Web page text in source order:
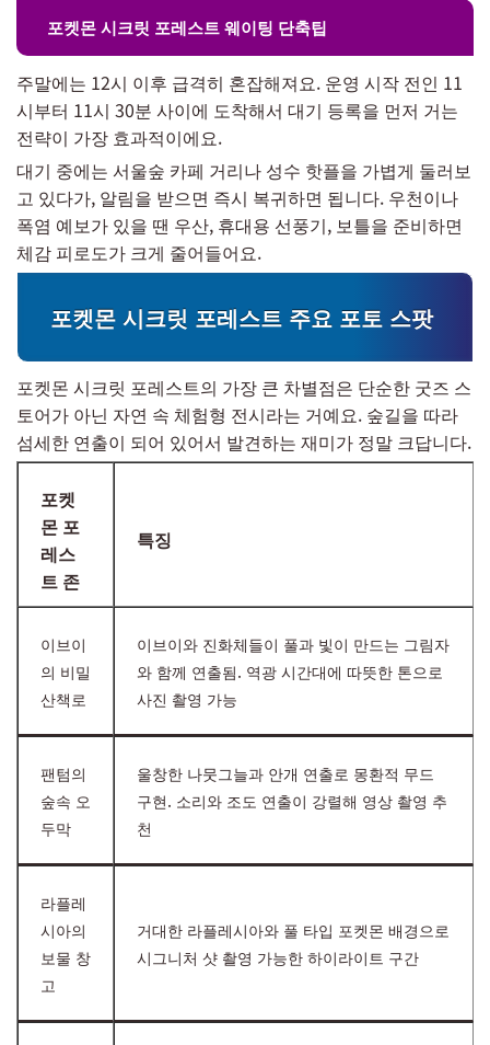
포켓몬 시크릿 포레스트 웨이팅 단축팁
주말에는 12시 이후 급격히 혼잡해져요. 운영 시작 전인 11
시부터 11시 30분 사이에 도착해서 대기 등록을 먼저 거는
전략이 가장 효과적이에요.
대기 중에는 서울숲 카페 거리나 성수 핫플을 가볍게 둘러보
고 있다가, 알림을 받으면 즉시 복귀하면 됩니다. 우천이나
폭염 예보가 있을 땐 우산, 휴대용 선풍기, 보틀을 준비하면
체감 피로도가 크게 줄어들어요.
포켓몬 시크릿 포레스트 주요 포토 스팟
포켓몬 시크릿 포레스트의 가장 큰 차별점은 단순한 굿즈 스
토어가 아닌 자연 속 체험형 전시라는 거예요. 숲길을 따라
섬세한 연출이 되어 있어서 발견하는 재미가 정말 크답니다.
포켓
몬 포
레스
트 존
특징
이브이
의 비밀
산책로
이브이와 진화체들이 풀과 빛이 만드는 그림자
와 함께 연출됨. 역광 시간대에 따뜻한 톤으로
사진 촬영 가능
팬텀의
숲속 오
두막
울창한 나뭇그늘과 안개 연출로 몽환적 무드
구현. 소리와 조도 연출이 강렬해 영상 촬영 추
천
라플레
시아의
보물 창
고
거대한 라플레시아와 풀 타입 포켓몬 배경으로
시그니처 샷 촬영 가능한 하이라이트 구간